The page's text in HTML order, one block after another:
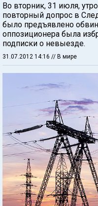
Во вторник, 31 июля,
повторный допрос в
было предъявлено
оппозиционера была
подписки о невыезде.
31.07.2012 14:16 // В мире